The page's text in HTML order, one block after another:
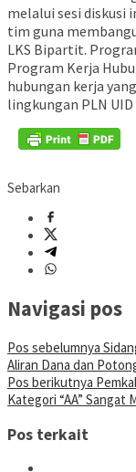
melalui sesi diskusi
tim guna
LKS Bipartit.
Program Kerja
hubungan kerja
lingkungan PLN UID
Sebarkan
Navigasi pos
Pos sebelumnya
Aliran Dana dan
Pos berikutnya
Kategori “AA” Sangat
Pos terkait